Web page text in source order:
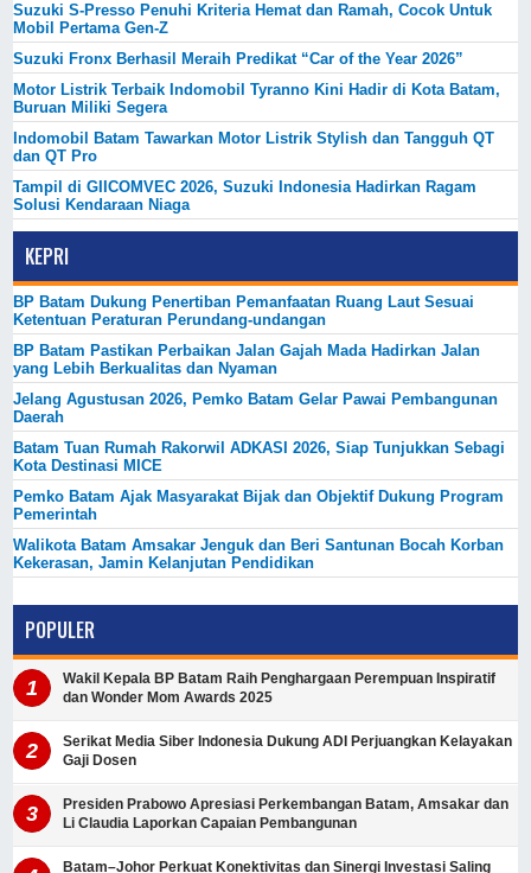
Suzuki S-Presso Penuhi Kriteria Hemat dan Ramah, Cocok Untuk
Mobil Pertama Gen-Z
Suzuki Fronx Berhasil Meraih Predikat “Car of the Year 2026”
Motor Listrik Terbaik Indomobil Tyranno Kini Hadir di Kota Batam,
Buruan Miliki Segera
Indomobil Batam Tawarkan Motor Listrik Stylish dan Tangguh QT
dan QT Pro
Tampil di GIICOMVEC 2026, Suzuki Indonesia Hadirkan Ragam
Solusi Kendaraan Niaga
KEPRI
BP Batam Dukung Penertiban Pemanfaatan Ruang Laut Sesuai
Ketentuan Peraturan Perundang-undangan
BP Batam Pastikan Perbaikan Jalan Gajah Mada Hadirkan Jalan
yang Lebih Berkualitas dan Nyaman
Jelang Agustusan 2026, Pemko Batam Gelar Pawai Pembangunan
Daerah
Batam Tuan Rumah Rakorwil ADKASI 2026, Siap Tunjukkan Sebagi
Kota Destinasi MICE
Pemko Batam Ajak Masyarakat Bijak dan Objektif Dukung Program
Pemerintah
Walikota Batam Amsakar Jenguk dan Beri Santunan Bocah Korban
Kekerasan, Jamin Kelanjutan Pendidikan
POPULER
Wakil Kepala BP Batam Raih Penghargaan Perempuan Inspiratif
dan Wonder Mom Awards 2025
Serikat Media Siber Indonesia Dukung ADI Perjuangkan Kelayakan
Gaji Dosen
Presiden Prabowo Apresiasi Perkembangan Batam, Amsakar dan
Li Claudia Laporkan Capaian Pembangunan
Batam–Johor Perkuat Konektivitas dan Sinergi Investasi Saling